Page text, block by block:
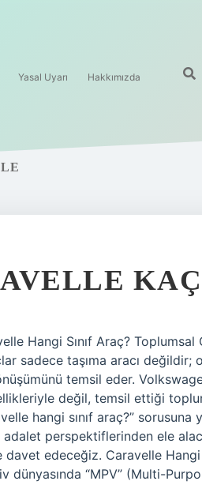
Yasal Uyarı Hakkımızda
Hangi Sınıf Araç?
sadece taşıma aracı
temsil eder.
değil, temsil ettiği
hangi sınıf araç?”
perspektiflerinden ele
edeceğiz. Caravelle Hangi
dünyasında “MPV” (Multi-